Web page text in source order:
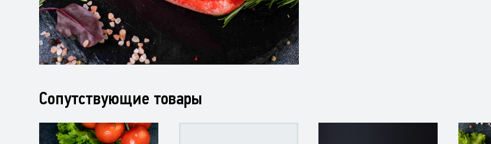
Сопутствующие товары